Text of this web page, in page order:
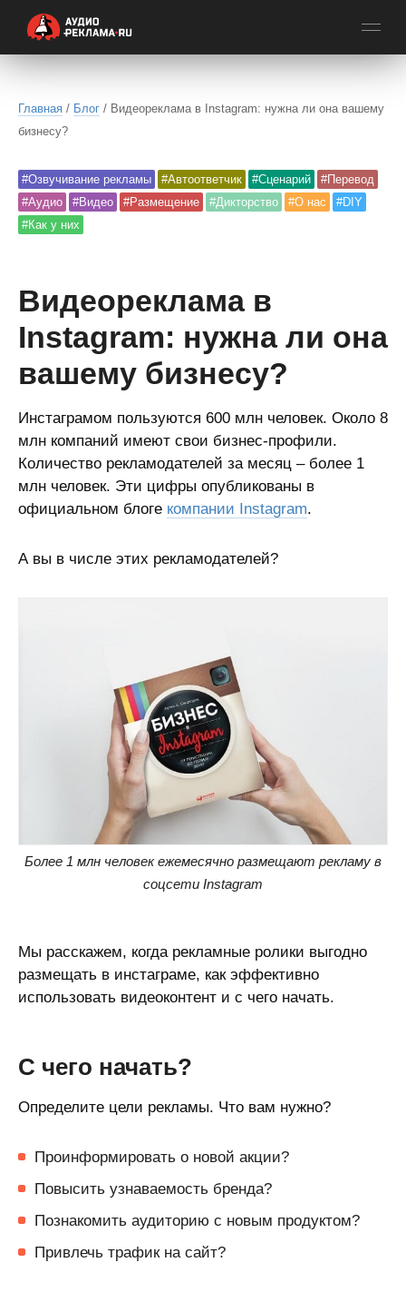
Главная / Блог / Видеореклама в Instagram: нужна ли она вашему
бизнесу?
#Озвучивание рекламы #Автоответчик #Сценарий
#Перевод
#Аудио
#Видео #Размещение #Дикторство #О нас
#DIY
#Как у них
Видеореклама в
Instagram: нужна ли она
вашему бизнесу?
Инстаграмом пользуются 600 млн человек. Около 8
млн компаний имеют свои бизнес-профили.
Количество рекламодателей за месяц – более 1
млн человек. Эти цифры опубликованы в
официальном блоге компании Instagram.
А вы в числе этих рекламодателей?
Более 1 млн человек ежемесячно размещают рекламу в
соцсети Instagram
Мы расскажем, когда рекламные ролики выгодно
размещать в инстаграме, как эффективно
использовать видеоконтент и с чего начать.
С чего начать?
Определите цели рекламы. Что вам нужно?
Проинформировать о новой акции?
Повысить узнаваемость бренда?
Познакомить аудиторию с новым продуктом?
Привлечь трафик на сайт?